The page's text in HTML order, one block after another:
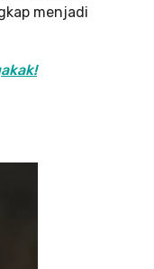
menjadi